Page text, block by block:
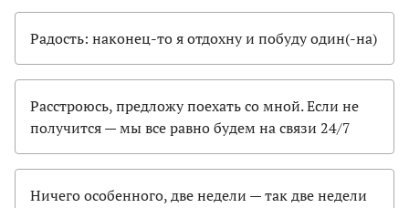
Радость: наконец-то я отдохну и побуду один(-на)
Расстроюсь, предложу поехать со мной. Если не
получится — мы все равно будем на связи 24/7
Ничего особенного, две недели — так две недели